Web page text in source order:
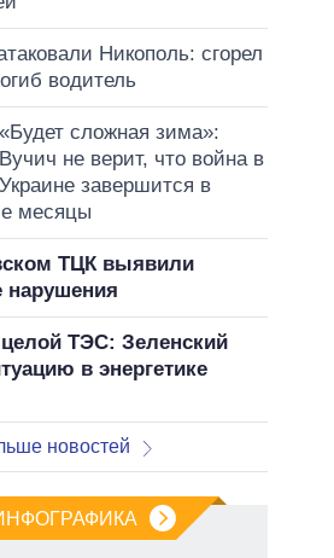
Никополь: сгорел
водитель
«Будет сложная зима»:
Вучич не верит, что война в
Украине завершится в
месяцы
ТЦК выявили
нарушения
ТЭС: Зеленский
в энергетике
новостей